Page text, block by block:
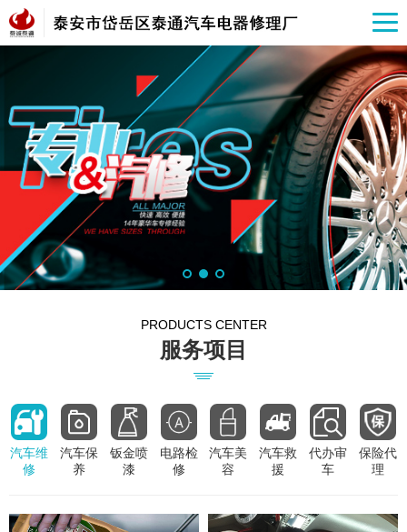
PRODUCTS CENTER
服务项目
汽车维
修
汽车保
养
钣金喷
漆
电路检
修
汽车美
容
汽车救
援
代办审
车
保险代
理